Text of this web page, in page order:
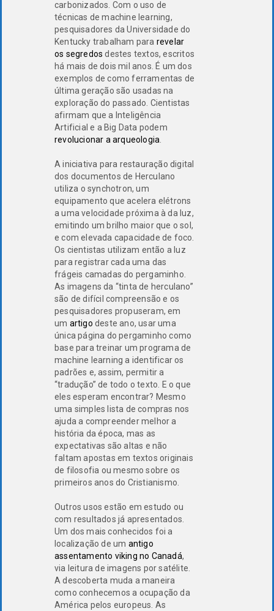
carbonizados. Com o uso de
técnicas de machine learning,
pesquisadores da Universidade do
Kentucky trabalham para revelar
os segredos destes textos, escritos
há mais de dois mil anos. É um dos
exemplos de como ferramentas de
última geração são usadas na
exploração do passado. Cientistas
afirmam que a Inteligência
Artificial e a Big Data podem
revolucionar a arqueologia
A iniciativa para restauração digital
dos documentos de Herculano
utiliza o synchotron, um
equipamento que acelera elétrons
a uma velocidade próxima à da luz,
emitindo um brilho maior que o sol,
e com elevada capacidade de foco.
Os cientistas utilizam então a luz
para registrar cada uma das
frágeis camadas do pergaminho.
As imagens da “tinta de herculano”
são de difícil compreensão e os
pesquisadores propuseram, em
um artigo deste ano, usar uma
única página do pergaminho como
base para treinar um programa de
machine learning a identificar os
padrões e, assim, permitir a
“tradução” de todo o texto. E o que
eles esperam encontrar? Mesmo
uma simples lista de compras nos
ajuda a compreender melhor a
história da época, mas as
expectativas são altas e não
faltam apostas em textos originais
de filosofia ou mesmo sobre os
primeiros anos do Cristianismo.
Outros usos estão em estudo ou
com resultados já apresentados.
Um dos mais conhecidos foi a
localização de um antigo
assentamento viking no Canadá,
via leitura de imagens por satélite.
A descoberta muda a maneira
como conhecemos a ocupação da
América pelos europeus. As